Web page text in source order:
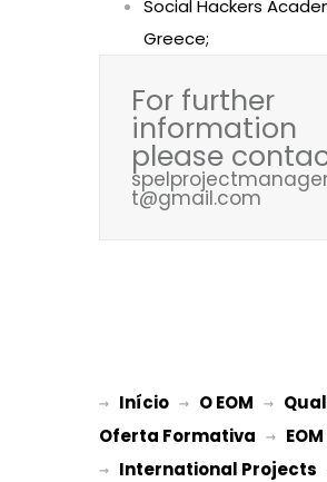
Social Hackers
Greece;
For further
information
please
t@gmail.com
→ Início → O EOM →
Oferta Formativa →
→ International Projects